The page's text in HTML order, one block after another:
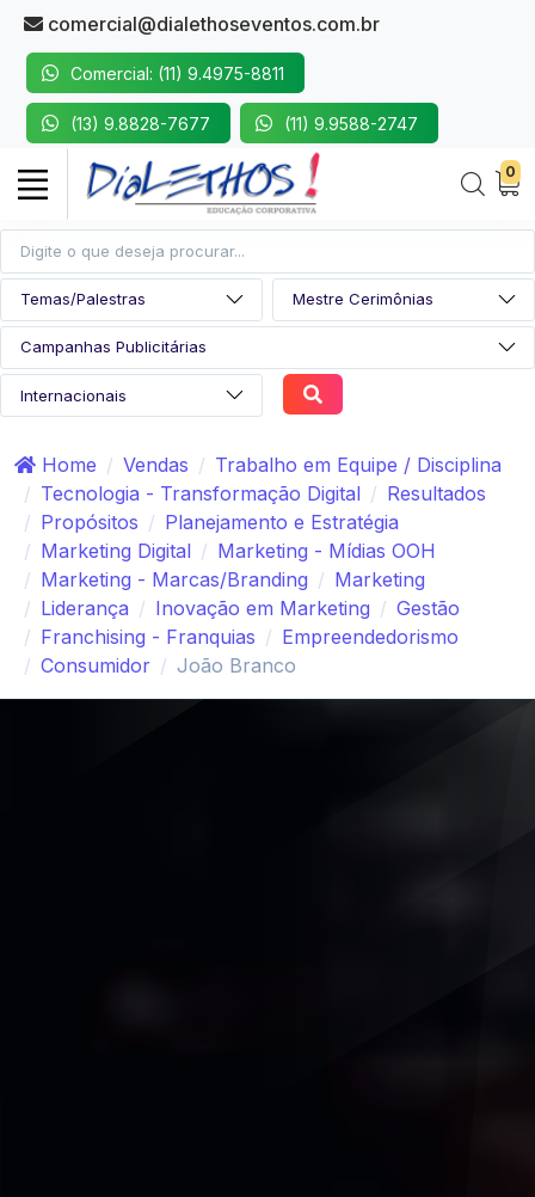
comercial@dialethoseventos.com.br
Comercial: (11) 9.4975-8811
(13) 9.8828-7677 (11) 9.9588-2747
0
Home Vendas
Trabalho em Equipe / Disciplina
Tecnologia - Transformação Digital
Resultados
Propósitos
Planejamento e Estratégia
Marketing Digital
Marketing - Mídias OOH
Marketing - Marcas/Branding
Marketing
Liderança
Inovação em Marketing
Gestão
Franchising - Franquias
Empreendedorismo
Consumidor
João Branco